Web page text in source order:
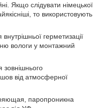
Якщо слідувати німецької
то використовують
внутрішньої герметизації
вологи у монтажний
зовнішнього
від атмосферної
паропроникна